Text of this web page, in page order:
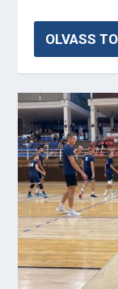
OLVASS